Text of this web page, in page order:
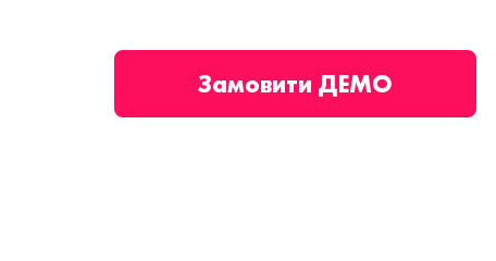
Замовити ДЕМО